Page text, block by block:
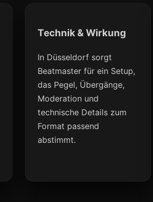
Technik & Wirkung
In Düsseldorf sorgt
Beatmaster für ein Setup,
das Pegel, Übergänge,
Moderation und
technische Details zum
Format passend
abstimmt.